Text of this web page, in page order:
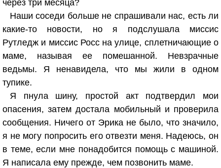
через три месяца?
Наши соседи больше не спрашивали нас, есть ли
какие-то новости, но я подслушала миссис
Рутледж и миссис Росс на улице, сплетничающие о
маме, называя ее помешанной. Невзрачные
ведьмы. Я ненавидела, что мы жили в одном
тупике.
Я пнула шину, простой акт подтвердил мои
опасения, затем достала мобильный и проверила
сообщения. Ничего от Эрика не было, что значило,
я не могу попросить его отвезти меня. Надеюсь, он
в теме, если мне понадобится помощь с машиной.
Я написала ему прежде, чем позвонить маме.